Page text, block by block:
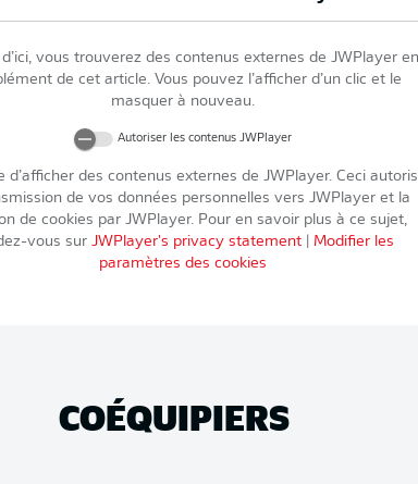
vous trouverez des contenus externes de JWPlayer en
de cet article. Vous pouvez l’afficher d’un clic et le
masquer à nouveau.
Autoriser les contenus JWPlayer
d’afficher des contenus externes de JWPlayer. Ceci
de vos données personnelles vers JWPlayeret la
de cookies par JWPlayer. Pour en savoir plus à ce sujet,
vous sur JWPlayer's privacy statement| Modifier les
paramètres des cookies
COÉQUIPIERS